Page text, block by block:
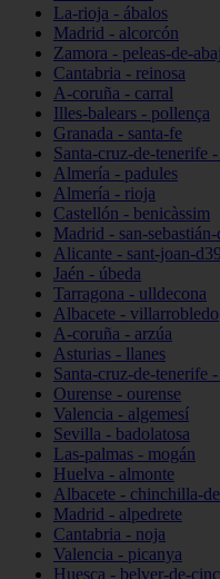
La-rioja - ábalos
Madrid - alcorcón
Zamora - peleas-de-
Cantabria - reinosa
A-coruña - carral
Illes-balears - pollença
Granada - santa-fe
Santa-cruz-de-tenerife
Almería - padules
Almería - rioja
Castellón - benicàssim
Madrid - san-
Alicante - sant-joan-
Jaén - úbeda
Tarragona - ulldecona
Albacete - villarrobledo
A-coruña - arzúa
Asturias - llanes
Santa-cruz-de-tenerife
Ourense - ourense
Valencia - algemesí
Sevilla - badolatosa
Las-palmas - mogán
Huelva - almonte
Albacete - chinchilla-
Madrid - alpedrete
Cantabria - noja
Valencia - picanya
Huesca - belver-de-